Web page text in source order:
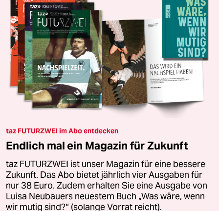
taz FUTURZWEI im Abo entdecken
Endlich mal ein Magazin für Zukunft
taz FUTURZWEI ist unser Magazin für eine bessere
Zukunft. Das Abo bietet jährlich vier Ausgaben für
nur 38 Euro. Zudem erhalten Sie eine Ausgabe von
Luisa Neubauers neuestem Buch „Was wäre, wenn
wir mutig sind?“ (solange Vorrat reicht).